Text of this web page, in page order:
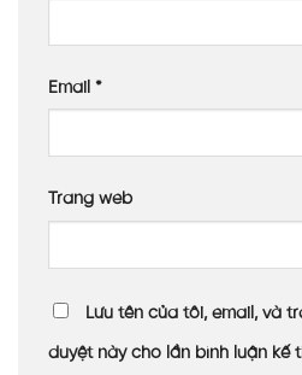
Email *
Trang web
Lưu tên của tôi, email, và
duyệt này cho lần bình luận kế